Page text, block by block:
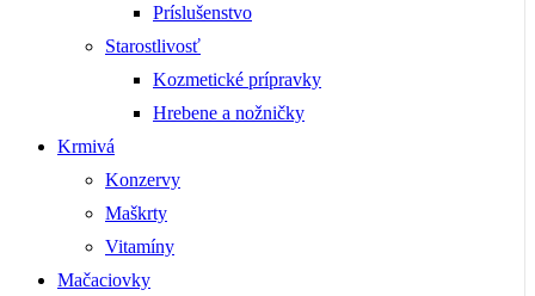
Príslušenstvo
Starostlivosť
Kozmetické prípravky
Hrebene a nožničky
Krmivá
Konzervy
Maškrty
Vitamíny
Mačaciovky